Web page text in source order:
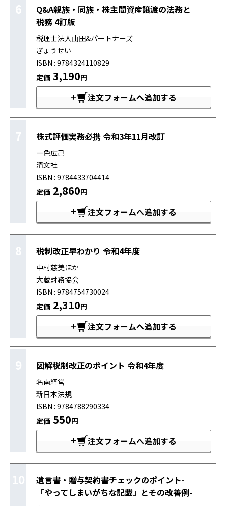
6
Q&A親族・同族・株主間資産譲渡の法務と
税務 4訂版
税理士法人山田&パートナーズ
ぎょうせい
ISBN : 9784324110829
定価 3,190円
注文フォームへ追加する
7 株式評価実務必携 令和3年11月改訂
一色広己
清文社
ISBN : 9784433704414
定価 2,860円
注文フォームへ追加する
8 税制改正早わかり 令和4年度
中村慈美ほか
大蔵財務協会
ISBN : 9784754730024
定価 2,310円
注文フォームへ追加する
9 図解税制改正のポイント 令和4年度
名南経営
新日本法規
ISBN : 9784788290334
定価 550円
注文フォームへ追加する
10
遺言書・贈与契約書チェックのポイント-
「やってしまいがちな記載」とその改善例-